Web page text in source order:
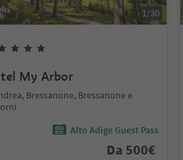
1/30
My Arbor
Bressanone, Bressanone e
Alto Adige Guest Pass
Da 500€